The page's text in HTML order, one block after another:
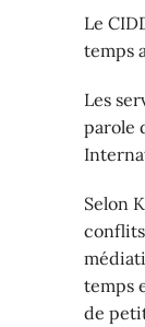
Le
temps
Les
parole
Selon
temps
de